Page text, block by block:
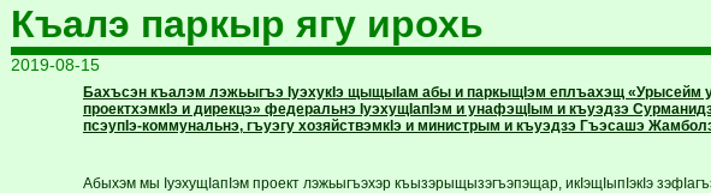
Къалэ паркыр ягу ирохь
2019-08-15
Бахъсэн къалэм лэжьыгъэ IуэхукIэ щыщыIам абы и паркыщIэм еплъахэщ «Урысейм
проектхэмкIэ и дирекцэ» федеральнэ IуэхущIапIэм и унафэщIым и къуэдзэ
псэупIэ-коммунальнэ, гъуэгу хозяйствэмкIэ и министрым и къуэдзэ Гъэсашэ
Абыхэм мы IуэхущIапIэм проект лэжьыгъэхэр къызэрыщызэгъэпэщар, икIэщIыпIэкIэ